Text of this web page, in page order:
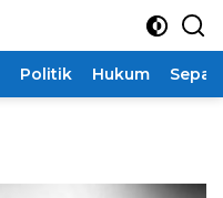
Politik Hukum